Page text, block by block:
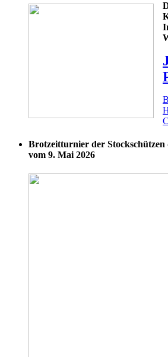
Brotzeitturnier der Stockschützen
vom 9. Mai 2026